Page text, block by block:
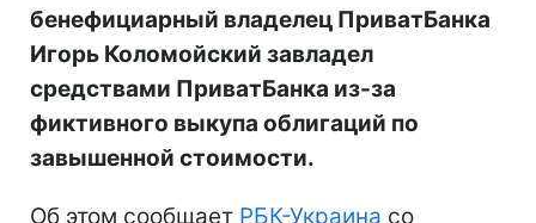
бенефициарный владелец ПриватБанка
Игорь Коломойский завладел
средствами ПриватБанка из-за
фиктивного выкупа облигаций по
завышенной стоимости.
Об этом сообщает РБК-Украина со